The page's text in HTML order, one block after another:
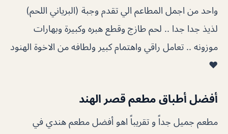
واحد من اجمل المطاعم الي تقدم وجبة (البرياني اللحم)
لذيذ جدا جدا .. لحم طازج وقطع هبره وكبيرة وبهارات
موزونه .. تعامل راقي واهتمام كبير ولطافه من الاخوة الهنود
❤
أفضل أطباق مطعم قصر الهند
مطعم جميل جداً و تقريباً اهو أفضل مطعم هندي في